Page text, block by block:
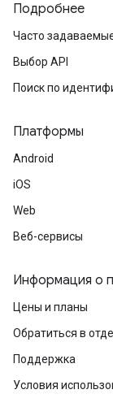
Подробнее
Часто
Выбор API
Поиск по
Платформы
Android
iOS
Web
Веб-сервисы
Информация о
Цены и планы
Обратиться в
Поддержка
Условия